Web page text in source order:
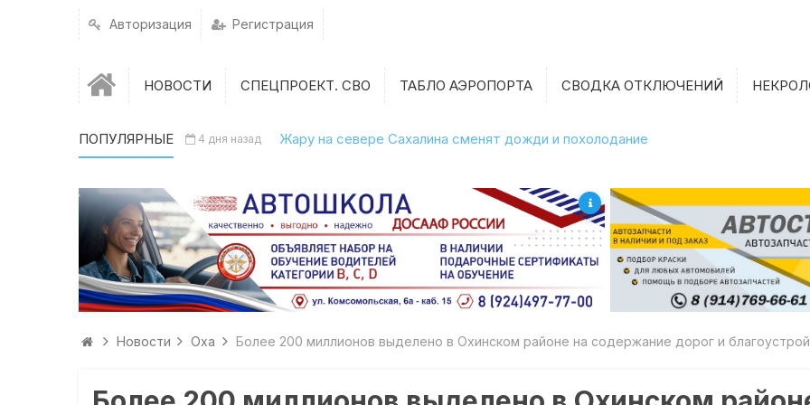
Авторизация Регистрация
НОВОСТИ СПЕЦПРОЕКТ. СВО ТАБЛО АЭРОПОРТА СВОДКА ОТКЛЮЧЕНИЙ
ПОПУЛЯРНЫЕ 4 дня назад Жару на севере Сахалина сменят дожди и похолодание
Новости Оха Более 200 миллионов выделено в Охинском районе на содержание дорог и